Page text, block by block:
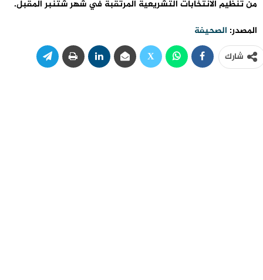
من تنظيم الانتخابات التشريعية المرتقبة في شهر شتنبر المقبل.
المصدر: الصحيفة
شارك